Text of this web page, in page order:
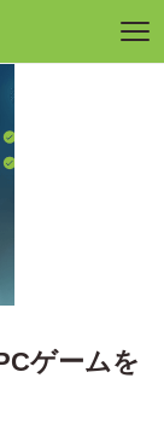
ゲームを